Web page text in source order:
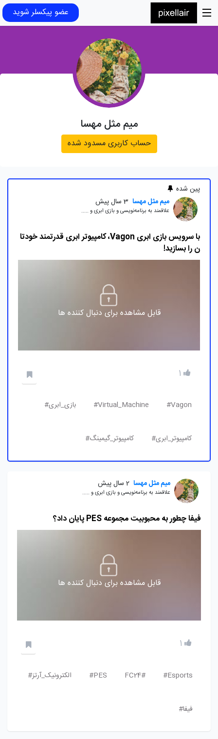
عضو پیکسلر شوید
میم مثل مهسا
حساب کاربری مسدود شده
پین شده
میم مثل مهسا 3 سال پیش
علاقمند به برنامه‌نویسی و بازی ابری و .....
با سرویس بازی ابری Vagon، کامپیوتر ابری قدرتمند خودتا
ن را بسازید!
قابل مشاهده برای دنبال کننده ها
1
Vagon#
Virtual_Machine# بازی_ابری#
کامپیوتر_ابری# کامپیوتر_گیمینگ#
میم مثل مهسا 2 سال پیش
علاقمند به برنامه‌نویسی و بازی ابری و .....
فیفا چطور به محبوبیت مجموعه PES پایان داد؟
قابل مشاهده برای دنبال کننده ها
1
Esports#
FC24#
PES# الکترونیک_آرتز#
فیفا#